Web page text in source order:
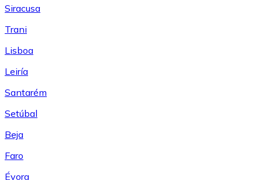
Siracusa
Trani
Lisboa
Leiría
Santarém
Setúbal
Beja
Faro
Évora